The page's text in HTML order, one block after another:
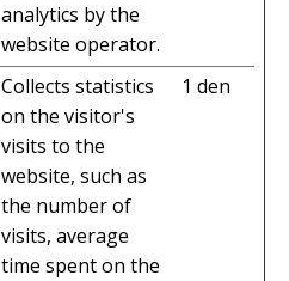
analytics by the
website operator.
Collects statistics
on the visitor's
visits to the
website, such as
the number of
visits, average
time spent on the
1 den